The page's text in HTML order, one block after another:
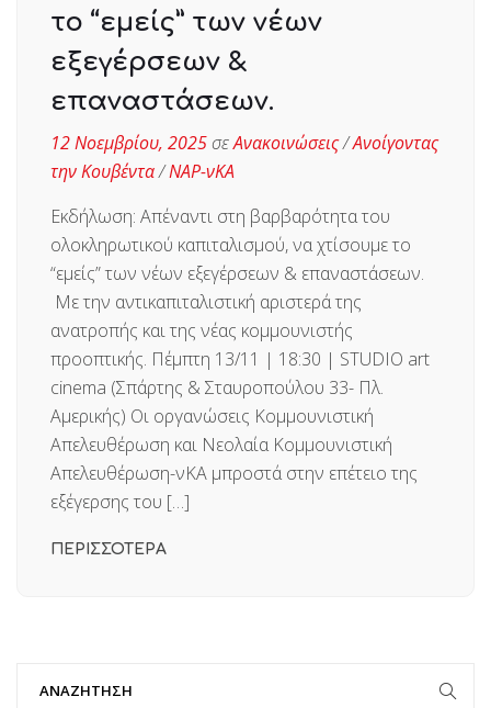
το “εμείς” των νέων
εξεγέρσεων &
επαναστάσεων.
12 Νοεμβρίου, 2025σεΑνακοινώσεις/Ανοίγοντας
την Κουβέντα/ΝΑΡ-νΚΑ
Εκδήλωση: Απέναντι στη βαρβαρότητα του
ολοκληρωτικού καπιταλισμού, να χτίσουμε το
“εμείς” των νέων εξεγέρσεων & επαναστάσεων.
Με την αντικαπιταλιστική αριστερά της
ανατροπής και της νέας κομμουνιστής
προοπτικής. Πέμπτη 13/11 | 18:30 | STUDIO art
cinema (Σπάρτης & Σταυροπούλου 33- Πλ.
Αμερικής) Οι οργανώσεις Κομμουνιστική
Απελευθέρωση και Νεολαία Κομμουνιστική
Απελευθέρωση-νΚΑ μπροστά στην επέτειο της
εξέγερσης του […]
ΠΕΡΙΣΣΟΤΕΡΑ